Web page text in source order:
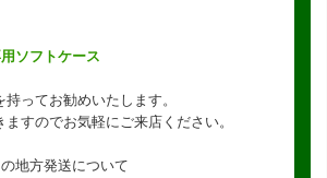
ソフトケース
ってお勧めいたします。
すのでお気軽にご来店ください。
地方発送について